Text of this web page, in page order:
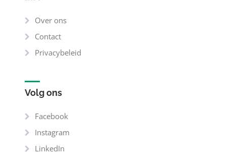
Over ons
Contact
Privacybeleid
Volg ons
Facebook
Instagram
LinkedIn